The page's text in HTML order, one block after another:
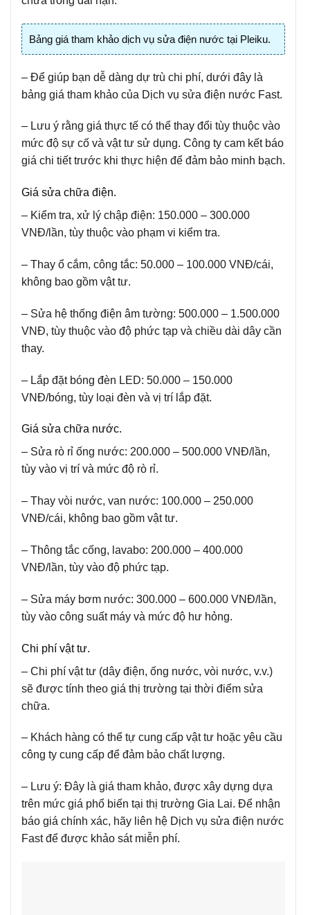
Bảng giá tham khảo dịch vụ sửa điện nước tại Pleiku.
– Để giúp bạn dễ dàng dự trù chi phí, dưới đây là
bảng giá tham khảo của Dịch vụ sửa điện nước Fast.
– Lưu ý rằng giá thực tế có thể thay đổi tùy thuộc vào
mức độ sự cố và vật tư sử dụng. Công ty cam kết báo
giá chi tiết trước khi thực hiện để đảm bảo minh bạch.
Giá sửa chữa điện.
– Kiểm tra, xử lý chập điện: 150.000 – 300.000
VNĐ/lần, tùy thuộc vào phạm vi kiểm tra.
– Thay ổ cắm, công tắc: 50.000 – 100.000 VNĐ/cái,
không bao gồm vật tư.
– Sửa hệ thống điện âm tường: 500.000 – 1.500.000
VNĐ, tùy thuộc vào độ phức tạp và chiều dài dây cần
thay.
– Lắp đặt bóng đèn LED: 50.000 – 150.000
VNĐ/bóng, tùy loại đèn và vị trí lắp đặt.
Giá sửa chữa nước.
– Sửa rò rỉ ống nước: 200.000 – 500.000 VNĐ/lần,
tùy vào vị trí và mức độ rò rỉ.
– Thay vòi nước, van nước: 100.000 – 250.000
VNĐ/cái, không bao gồm vật tư.
– Thông tắc cống, lavabo: 200.000 – 400.000
VNĐ/lần, tùy vào độ phức tạp.
– Sửa máy bơm nước: 300.000 – 600.000 VNĐ/lần,
tùy vào công suất máy và mức độ hư hỏng.
Chi phí vật tư.
– Chi phí vật tư (dây điện, ống nước, vòi nước, v.v.)
sẽ được tính theo giá thị trường tại thời điểm sửa
chữa.
– Khách hàng có thể tự cung cấp vật tư hoặc yêu cầu
công ty cung cấp để đảm bảo chất lượng.
– Lưu ý: Đây là giá tham khảo, được xây dựng dựa
trên mức giá phổ biến tại thị trường Gia Lai. Để nhận
báo giá chính xác, hãy liên hệ Dịch vụ sửa điện nước
Fast để được khảo sát miễn phí.